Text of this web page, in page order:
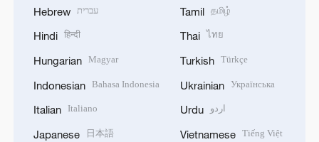
Hebrew עברית
Hindi हिन्दी
Hungarian Magyar
Indonesian Bahasa Indonesia
Italian Italiano
Japanese 日本語
Tamil தமிழ்
Thai ไทย
Turkish Türkçe
Ukrainian Українська
Urdu اردو
Vietnamese Tiếng Việt